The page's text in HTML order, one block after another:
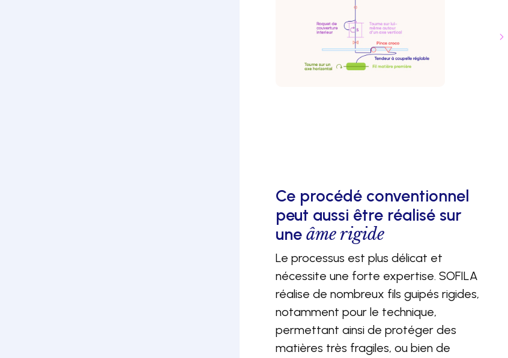
Ce procédé conventionnel
peut aussi être réalisé sur
une âme rigide
Le processus est plus délicat et
nécessite une forte expertise. SOFILA
réalise de nombreux fils guipés rigides,
notamment pour le technique,
permettant ainsi de protéger des
matières très fragiles, ou bien de